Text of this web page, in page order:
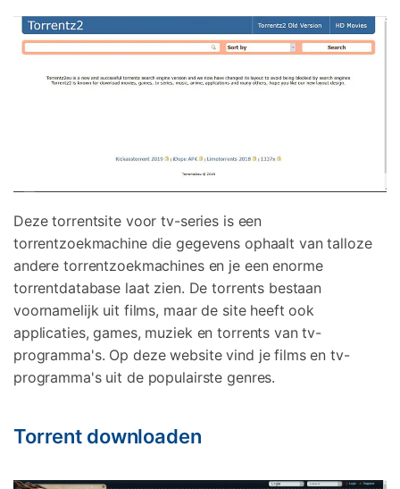
Deze torrentsite voor tv-series is een
torrentzoekmachine die gegevens ophaalt van talloze
andere torrentzoekmachines en je een enorme
torrentdatabase laat zien. De torrents bestaan
voornamelijk uit films, maar de site heeft ook
applicaties, games, muziek en torrents van tv-
programma's. Op deze website vind je films en tv-
programma's uit de populairste genres.
Torrent downloaden